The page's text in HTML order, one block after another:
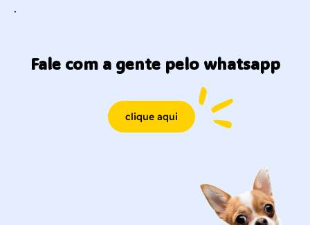
.
Fale com a gente pelo whatsapp
clique aqui